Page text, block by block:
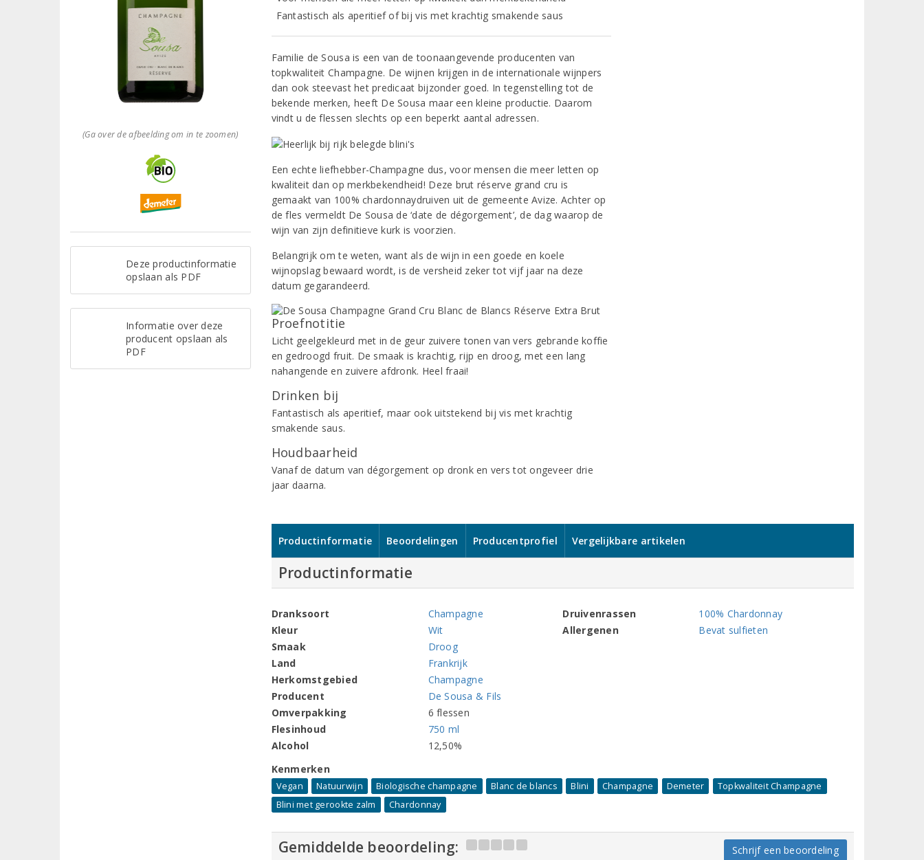
(Ga over de afbeelding om in te zoomen)
Deze productinformatie
opslaan als PDF
Informatie over deze
producent opslaan als
PDF
Fantastisch als aperitief of bij vis met krachtig smakende saus
Familie de Sousa is een van de toonaangevende producenten van
topkwaliteit Champagne. De wijnen krijgen in de internationale wijnpers
dan ook steevast het predicaat bijzonder goed. In tegenstelling tot de
bekende merken, heeft De Sousa maar een kleine productie. Daarom
vindt u de flessen slechts op een beperkt aantal adressen.
Een echte liefhebber-Champagne dus, voor mensen die meer letten op
kwaliteit dan op merkbekendheid! Deze brut réserve grand cru is
gemaakt van 100% chardonnaydruiven uit de gemeente Avize. Achter op
de fles vermeldt De Sousa de ‘date de dégorgement’, de dag waarop de
wijn van zijn definitieve kurk is voorzien.
Belangrijk om te weten, want als de wijn in een goede en koele
wijnopslag bewaard wordt, is de versheid zeker tot vijf jaar na deze
datum gegarandeerd.
Proefnotitie
Licht geelgekleurd met in de geur zuivere tonen van vers gebrande koffie
en gedroogd fruit. De smaak is krachtig, rijp en droog, met een lang
nahangende en zuivere afdronk. Heel fraai!
Drinken bij
Fantastisch als aperitief, maar ook uitstekend bij vis met krachtig
smakende saus.
Houdbaarheid
Vanaf de datum van dégorgement op dronk en vers tot ongeveer drie
jaar daarna.
Productinformatie Beoordelingen Producentprofiel Vergelijkbare artikelen
Productinformatie
Dranksoort
Champagne
Kleur
Wit
Smaak
Droog
Land
Frankrijk
Herkomstgebied
Champagne
Producent
De Sousa & Fils
Omverpakking
6 flessen
Flesinhoud
750 ml
Alcohol
12,50%
Druivenrassen
100% Chardonnay
Allergenen
Bevat sulfieten
Kenmerken
Vegan Natuurwijn Biologische champagne Blanc de blancs Blini Champagne Demeter
Topkwaliteit Champagne
Blini met gerookte zalm
Chardonnay
Gemiddelde beoordeling: Schrijf een beoordeling